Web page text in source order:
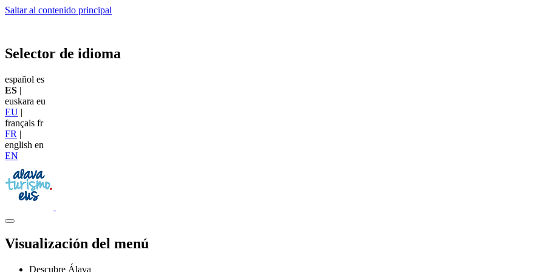
Saltar al contenido principal
Selector de idioma
español es
ES |
euskara eu
EU |
français fr
FR |
english en
EN
Visualización del menú
Descubre Álava